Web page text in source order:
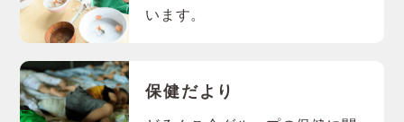
います。
保健だより